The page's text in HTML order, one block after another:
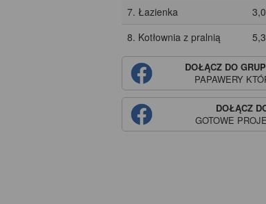
7. Łazienka
8. Kotłownia z pralnią
DOŁĄCZ DO
PAPAWERY
DOŁĄCZ
GOTOWE